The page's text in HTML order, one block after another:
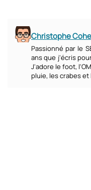
Christophe
Passionné par le
ans que j'écris
J'adore le foot,
pluie, les crabes